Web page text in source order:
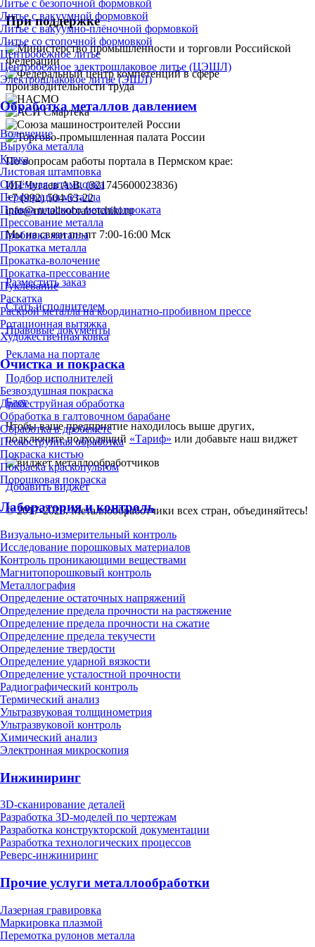
Литье с безопочной формовкой
Литье с вакуумной формовкой
Литье с вакуумно-плёночной формовкой
Литье со стопочной формовкой
Центробежное литье
Центробежное электрошлаковое литье (ЦЭШЛ)
Электрошлаковое литье (ЭШЛ)
Обработка металлов давлением
Волочение
Вырубка металла
Ковка
Листовая штамповка
Объёмная штамповка
Перфорация металла
Правка плоского металлопроката
Прессование металла
Пробивка металла
Прокатка металла
Прокатка-волочение
Прокатка-прессование
Пуклевание
Раскатка
Раскрой металла на координатно-пробивном прессе
Ротационная вытяжка
Художественная ковка
Очистка и покраска
Безвоздушная покраска
Дробеструйная обработка
Обработка в галтовочном барабане
Обработка в дробемёте
Пескоструйная обработка
Покраска кистью
Покраска краскопультом
Порошковая покраска
Лаборатория и контроль
Визуально-измерительный контроль
Исследование порошковых материалов
Контроль проникающими веществами
Магнитопорошковый контроль
Металлография
Определение остаточных напряжений
Определение предела прочности на растяжение
Определение предела прочности на сжатие
Определение предела текучести
Определение твердости
Определение ударной вязкости
Определение усталостной прочности
Радиографический контроль
Термический анализ
Ультразвуковая толщинометрия
Ультразвуковой контроль
Химический анализ
Электронная микроскопия
Инжиниринг
3D-сканирование деталей
Разработка 3D-моделей по чертежам
Разработка конструкторской документации
Разработка технологических процессов
Реверс-инжиниринг
Прочие услуги металлообработки
Лазерная гравировка
Маркировка плазмой
Перемотка рулонов металла
При поддержке
По вопросам работы портала в Пермском крае:
ИП Чугаев А.В. (321745600023836)
+7 (992) 504-53-22
info@metalloobrabotchiki.ru
Мы на связи пн-пт 7:00-16:00 Мск
Разместить заказ
Стать исполнителем
Правовые документы
Реклама на портале
Подбор исполнителей
Блог
Чтобы ваше предприятие находилось выше других,
подключите подходящий «Тариф» или добавьте наш виджет
Добавить виджет
© 2017-2026. Металлообработчики всех стран, объединяйтесь!